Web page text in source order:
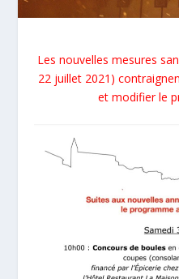
Les nouvelles mesures
22 juillet 2021)
et modifier le